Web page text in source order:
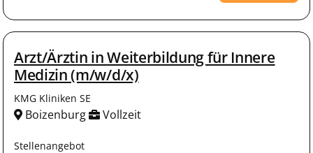
Arzt/Ärztin in Weiterbildung für Innere
Medizin (m/w/d/x)
KMG Kliniken SE
Boizenburg Vollzeit
Stellenangebot